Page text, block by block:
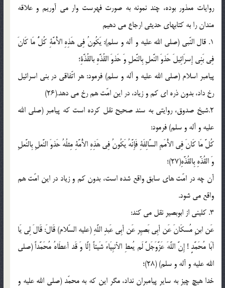
روایات معذور بوده، چند نمونه به صورت فهرست وار می آوریم و علاقه
مندان را به کتابهای حدیثی ارجاع می دهیم
1. قال النّبی (صلی الله علیه و آله و سلم): یَکُونُ فِی هَذِهِ الأُمَّةِ کُلُّ مَا کَانَ
فِی بَنِی إِسرَائِیلَ حَذوَ النَّعلِ بِالنَّعلِ وَ حَذوَ القُذَّهِ بالقُذَّةِ؛
پیامبر اسلام (صلی الله علیه و آله و سلم) فرمود: هر اتّفاقی در بنی اسرائیل
رخ داد، بدون ذره ای کم و زیاد، در این امّت هم رخ می دهد.(26)
2.شیخ صدوق، روایتی به سند صحیح نقل کرده است که پیامبر (صلی الله
علیه و آله و سلم) فرمود:
کُلَّ مَا کَانَ فِی الأُمَمِ السَّالِفَةِ فَإِنَّهُ یَکُونُ فِی هَذِهِ الأُمَّةِ مِثلُهُ حَذوَ النَّعلِ بِالنَّعلِ
وَ القُذَّهِ بِالقُذَّهِ(27)؛
آن چه در امّت های سابق واقع شده است، بدون کم و زیاد در این امّت هم
واقع می شود.
3. کلینی از ابوبصیر نقل می کند:
عَن ابنِ مُسکَانَ عَن أبِی بَصیِر عَن أبِی عَبدِ اللَّهِ (علیه السّلام) قَالَ: قَالَ لِی یَا
أبَا مُحَمَّدٍ ! إِنَّ اللَّهَ عَزَّوَجَلَّ لَم یُعطِ الأنبِیَاءَ شَیئاً إلَّا وَ قَد أعطَاهُ مُحَمَّداً (صلی
الله علیه و آله و سلم) (28)؛
خدا هیچ چیز به سایر پیامبران نداد، مگر این که به محمّد (صلی الله علیه و